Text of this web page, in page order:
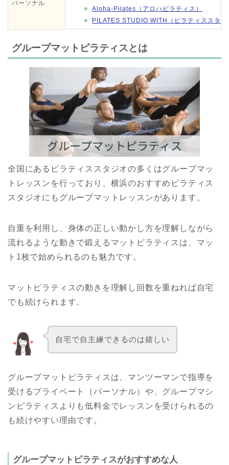
パーソナル
Aloha-Pilates（アロハピラティス）
PILATES STUDIO WITH（ピラティススタジ
グループマットピラティスとは
全国にあるピラティススタジオの多くはグループマッ
トレッスンを行っており、横浜のおすすめピラティス
スタジオにもグループマットレッスンがあります。
自重を利用し、身体の正しい動かし方を理解しながら
流れるような動きで鍛えるマットピラティスは、マッ
ト1枚で始められるのも魅力です。
マットピラティスの動きを理解し回数を重ねれば自宅
でも続けられます。
自宅で自主練できるのは嬉しい
グループマットピラティスは、マンツーマンで指導を
受けるプライベート（パーソナル）や、グループマシ
ンピラティスよりも低料金でレッスンを受けられるの
も続けやすい理由です。
グループマットピラティスがおすすめな人